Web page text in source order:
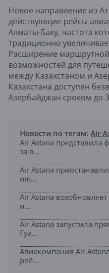
Новое направление из
действующие рейсы
Алматы-Баку, частота
традиционно
Расширение
возможностей для
между Казахстаном и
Казахстана доступен
Азербайджан сроком до
Новости по тегам: Air
Air Astana представила
за в...
Air Astana
ию...
Air Astana
и...
Air Astana запустила
Гуа...
Авиакомпания Air
рей...